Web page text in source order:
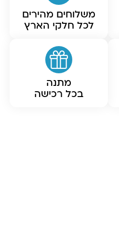
משלוחים מהירים
לכל חלקי הארץ
מתנה
בכל רכישה